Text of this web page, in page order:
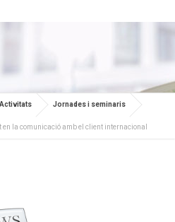
Activitats Jornades i seminaris
la comunicació amb el client internacional